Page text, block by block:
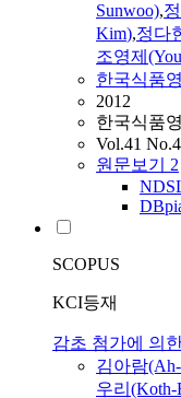
Sunwoo),
Kim),정다
조영제
한국식품
2012
한국식품
Vol.41 No.4
원문보기 2
SCOPUS
KCI등재
감초 첨가에 의
김아람
우리(Koth-